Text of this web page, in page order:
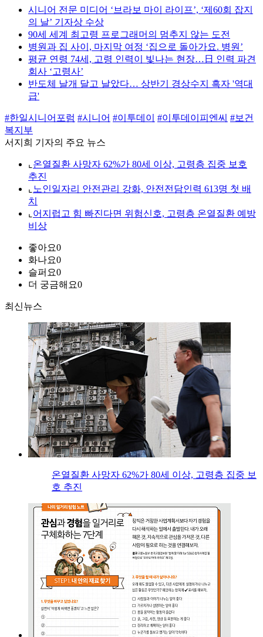
시니어 전문 미디어 ‘브라보 마이 라이프’, ‘제60회 잡지
의 날’ 기자상 수상
90세 세계 최고령 프로그래머의 멈추지 않는 도전
병원과 집 사이, 마지막 여정 ‘집으로 돌아가요. 병원’
평균 연령 74세, 고령 인력이 빛나는 현장…日 인력 파견
회사 ‘고령사’
반도체 날개 달고 날았다… 상반기 경상수지 흑자 '역대
급'
#한일시니어포럼 #시니어 #이투데이 #이투데이피엔씨 #보건
복지부
서지희 기자의 주요 뉴스
⌞ 온열질환 사망자 62%가 80세 이상, 고령층 집중 보호
추진
⌞ 노인일자리 안전관리 강화, 안전전담인력 613명 첫 배
치
⌞ 어지럽고 힘 빠진다면 위험신호, 고령층 온열질환 예방
비상
좋아요0
화나요0
슬퍼요0
더 궁금해요0
최신뉴스
온열질환 사망자 62%가 80세 이상, 고령층 집중 보
호 추진